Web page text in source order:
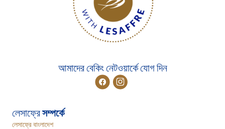
আমাদের বেকিং নেটওয়ার্কে যোগ দিন
লেসাফ্রেসম্পর্কে
লেসাফ্রে বাংলাদেশ